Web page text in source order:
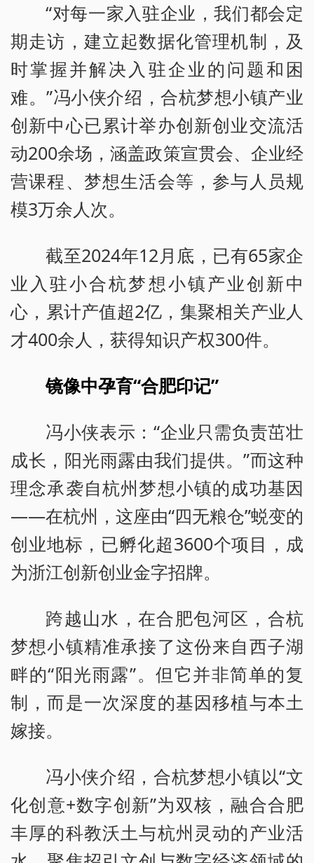
“对每一家入驻企业，我们都会定
期走访，建立起数据化管理机制，及
时掌握并解决入驻企业的问题和困
难。”冯小侠介绍，合杭梦想小镇产业
创新中心已累计举办创新创业交流活
动200余场，涵盖政策宣贯会、企业经
营课程、梦想生活会等，参与人员规
模3万余人次。
截至2024年12月底，已有65家企
业入驻小合杭梦想小镇产业创新中
心，累计产值超2亿，集聚相关产业人
才400余人，获得知识产权300件。
镜像中孕育“合肥印记”
冯小侠表示：“企业只需负责茁壮
成长，阳光雨露由我们提供。”而这种
理念承袭自杭州梦想小镇的成功基因
——在杭州，这座由“四无粮仓”蜕变的
创业地标，已孵化超3600个项目，成
为浙江创新创业金字招牌。
跨越山水，在合肥包河区，合杭
梦想小镇精准承接了这份来自西子湖
畔的“阳光雨露”。但它并非简单的复
制，而是一次深度的基因移植与本土
嫁接。
冯小侠介绍，合杭梦想小镇以“文
化创意+数字创新”为双核，融合合肥
丰厚的科教沃土与杭州灵动的产业活